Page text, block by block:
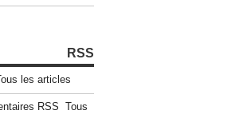
RSS
les articles
Tous